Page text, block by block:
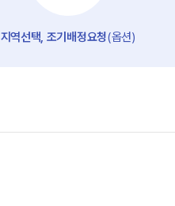
지역선택, 조기배정요청(옵션)